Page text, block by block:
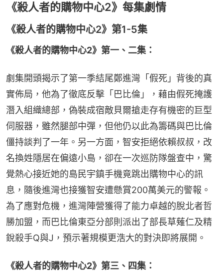
《殺人者的購物中心2》每集劇情
《殺人者的購物中心2》第1-5集
《殺人者的購物中心2》第一、二集：
劇集開頭揭示了第一季結尾鄭進灣「假死」背後的真
實佈局，他為了徹底反擊「巴比倫」，藉由假死掩護
潛入組織總部，偽裝成宿敵貝爾搶走存有機密的巨型
伺服器，雖然腿部中彈，但他仍以此為籌碼與巴比倫
僵持談判了一年。另一方面，智安拒絕依賴叔叔，改
名換姓隱居在偏遠小島，卻在一次巡防隊盤查中，驚
覺熱心接近她的島民宇鎮手機竟跳出購物中心的訊
息，隨後進灣也接獲智安遭懸賞200萬美元的警報。
為了應對危機，進灣陣營獲得了能力卓越的脫北者哲
勝加盟，而巴比倫東亞分部則派出了部長草薙仁及精
銳殺手Q與J，預示著規模更浩大的對決即將展開。
《殺人者的購物中心2》第三、四集：